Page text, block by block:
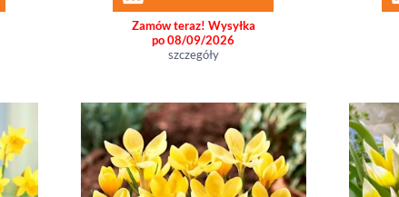
Zamów teraz! Wysyłka
po 08/09/2026
szczegóły